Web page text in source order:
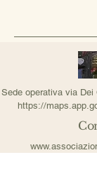
Sede operativa via Dei
https://